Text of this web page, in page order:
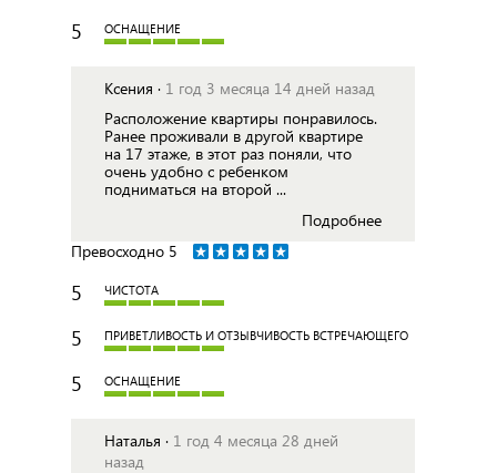
5 ОСНАЩЕНИЕ
Ксения · 1 год 3 месяца 14 дней назад
Расположение квартиры понравилось.
Ранее проживали в другой квартире
на 17 этаже, в этот раз поняли, что
очень удобно с ребенком
подниматься на второй ...
Подробнее
Превосходно 5
5 ЧИСТОТА
5 ПРИВЕТЛИВОСТЬ И ОТЗЫВЧИВОСТЬ ВСТРЕЧАЮЩЕГО
5 ОСНАЩЕНИЕ
Наталья · 1 год 4 месяца 28 дней
назад